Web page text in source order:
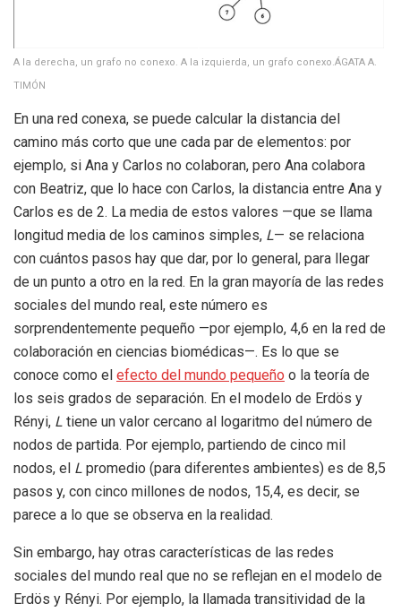
A la derecha, un grafo no conexo. A la izquierda, un grafo conexo.ÁGATA A.
TIMÓN
En una red conexa, se puede calcular la distancia del
camino más corto que une cada par de elementos: por
ejemplo, si Ana y Carlos no colaboran, pero Ana colabora
con Beatriz, que lo hace con Carlos, la distancia entre Ana y
Carlos es de 2. La media de estos valores —que se llama
longitud media de los caminos simples, L— se relaciona
con cuántos pasos hay que dar, por lo general, para llegar
de un punto a otro en la red. En la gran mayoría de las redes
sociales del mundo real, este número es
sorprendentemente pequeño —por ejemplo, 4,6 en la red de
colaboración en ciencias biomédicas—. Es lo que se
conoce como el efecto del mundo pequeño o la teoría de
los seis grados de separación. En el modelo de Erdös y
Rényi, L tiene un valor cercano al logaritmo del número de
nodos de partida. Por ejemplo, partiendo de cinco mil
nodos, el L promedio (para diferentes ambientes) es de 8,5
pasos y, con cinco millones de nodos, 15,4, es decir, se
parece a lo que se observa en la realidad.
Sin embargo, hay otras características de las redes
sociales del mundo real que no se reflejan en el modelo de
Erdös y Rényi. Por ejemplo, la llamada transitividad de la